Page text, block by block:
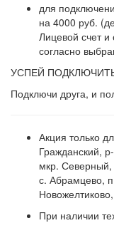
для
на 4000 руб.
Лицевой счет и
согласно
УСПЕЙ
Подключи друга, и
Акция только
Гражданский,
мкр.
с. Абрамцево,
При наличии